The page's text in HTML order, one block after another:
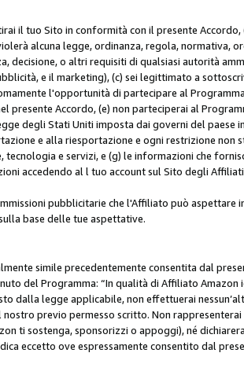
il tuo Sito in conformità con il presente Accordo,
alcuna legge, ordinanza, regola, normativa,
decisione, o altri requisiti di qualsiasi autorità
e il marketing), (c) sei legittimato a
l'opportunità di partecipare al
presente Accordo, (e) non parteciperai al
degli Stati Uniti imposta dai governi del paese
e alla riesportazione e ogni restrizione non
e servizi, e (g) le informazioni che
accedendo al l tuo account sul Sito degli
pubblicitarie che l'Affiliato può aspettare
base delle tue aspettative.
simile precedentemente consentita dal
del Programma: “In qualità di Affiliato Amazon
dalla legge applicabile, non effettuerai
previo permesso scritto. Non
ti sostenga, sponsorizzi o appoggi), né
eccetto ove espressamente consentito dal